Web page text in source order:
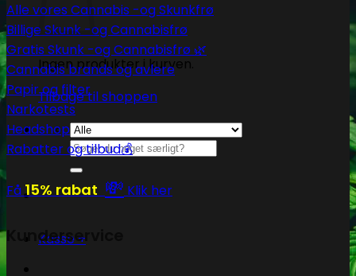
Ingen produkter i kurven.
Tilbage til shoppen
Søg
efter:
Kasse +
Alle vores Cannabis -og Skunkfrø
Billige Skunk -og Cannabisfrø
Gratis Skunk -og Cannabisfrø 🌿
Cannabis brands og avlere
Papir og filter
Narkotests
Headshop
Rabatter og tilbud💰
Få15% rabat 💸 Klik her
Kunderservice